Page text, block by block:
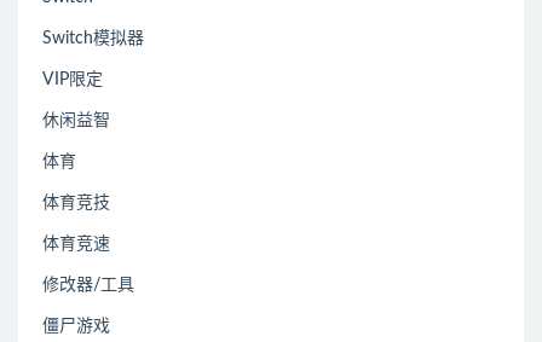
Switch模拟器
VIP限定
休闲益智
体育
体育竞技
体育竞速
修改器/工具
僵尸游戏